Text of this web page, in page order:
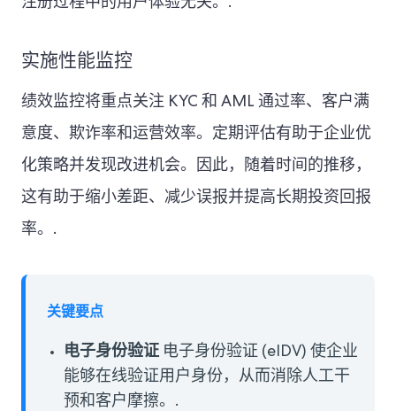
实施性能监控
绩效监控将重点关注 KYC 和 AML 通过率、客户满
意度、欺诈率和运营效率。定期评估有助于企业优
化策略并发现改进机会。因此，随着时间的推移，
这有助于缩小差距、减少误报并提高长期投资回报
率。.
关键要点
电子身份验证 电子身份验证 (eIDV) 使企业
能够在线验证用户身份，从而消除人工干
预和客户摩擦。.